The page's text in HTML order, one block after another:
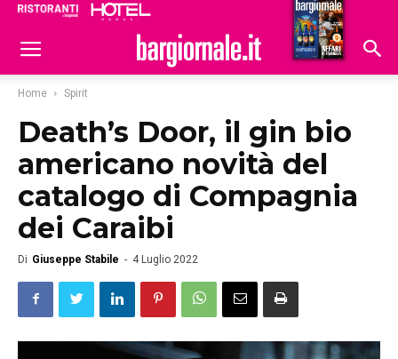
Hoteldomani
Home Spirit
Death’s Door, il gin bio
americano novità del
catalogo di Compagnia
dei Caraibi
Di Giuseppe Stabile - 4 Luglio 2022